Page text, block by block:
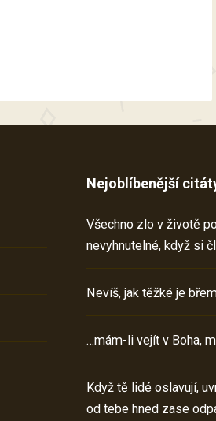
Nejoblíbenější
Všechno zlo v životě
nevyhnutelné, když si
Nevíš, jak těžké je
…mám-li vejít v Boha,
Když tě lidé oslavují,
od tebe hned zase